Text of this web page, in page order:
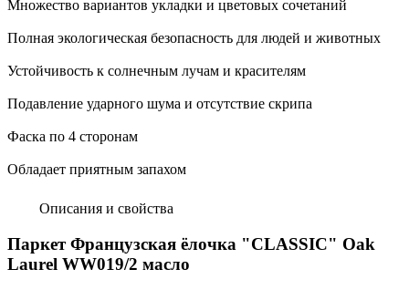
Множество вариантов укладки и цветовых сочетаний
Полная экологическая безопасность для людей и животных
Устойчивость к солнечным лучам и красителям
Подавление ударного шума и отсутствие скрипа
Фаска по 4 сторонам
Обладает приятным запахом
Описания и свойства
Паркет Французская ёлочка "CLASSIC" Oak
Laurel WW019/2 масло